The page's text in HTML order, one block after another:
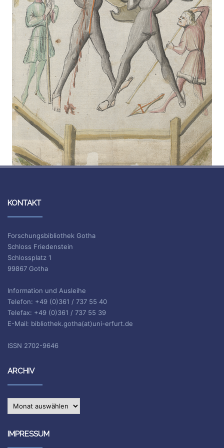
KONTAKT
Forschungsbibliothek Gotha
Schloss Friedenstein
Schlossplatz 1
99867 Gotha
Information und Ausleihe
Telefon: +49 (0)361 / 737 55 40
Telefax: +49 (0)361 / 737 55 39
E-Mail: bibliothek.gotha(at)uni-erfurt.de
ISSN 2702-9646
ARCHIV
Archiv
IMPRESSUM